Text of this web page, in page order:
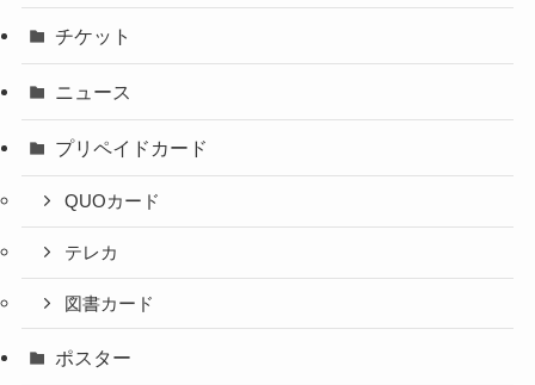
チケット
ニュース
プリペイドカード
QUOカード
テレカ
図書カード
ポスター